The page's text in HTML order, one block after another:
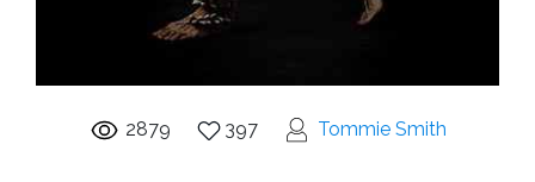
2879 397 Tommie Smith